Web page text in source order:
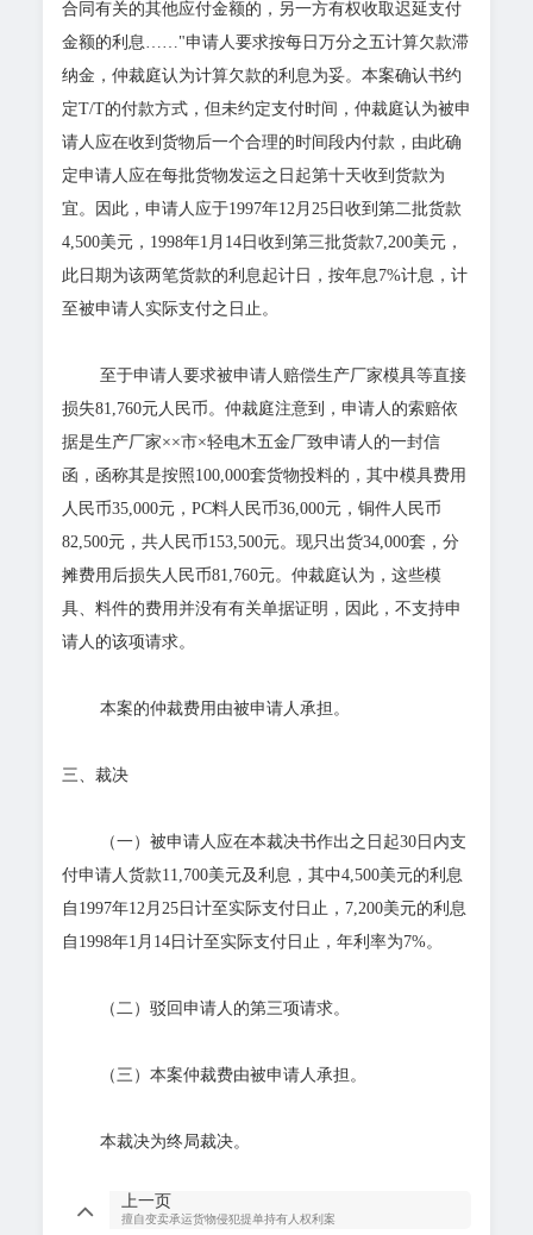
合同有关的其他应付金额的，另一方有权收取迟延支付
金额的利息……"申请人要求按每日万分之五计算欠款滞
纳金，仲裁庭认为计算欠款的利息为妥。本案确认书约
定T/T的付款方式，但未约定支付时间，仲裁庭认为被申
请人应在收到货物后一个合理的时间段内付款，由此确
定申请人应在每批货物发运之日起第十天收到货款为
宜。因此，申请人应于1997年12月25日收到第二批货款
4,500美元，1998年1月14日收到第三批货款7,200美元，
此日期为该两笔货款的利息起计日，按年息7%计息，计
至被申请人实际支付之日止。
至于申请人要求被申请人赔偿生产厂家模具等直接
损失81,760元人民币。仲裁庭注意到，申请人的索赔依
据是生产厂家××市×轻电木五金厂致申请人的一封信
函，函称其是按照100,000套货物投料的，其中模具费用
人民币35,000元，PC料人民币36,000元，铜件人民币
82,500元，共人民币153,500元。现只出货34,000套，分
摊费用后损失人民币81,760元。仲裁庭认为，这些模
具、料件的费用并没有有关单据证明，因此，不支持申
请人的该项请求。
本案的仲裁费用由被申请人承担。
三、裁决
（一）被申请人应在本裁决书作出之日起30日内支
付申请人货款11,700美元及利息，其中4,500美元的利息
自1997年12月25日计至实际支付日止，7,200美元的利息
自1998年1月14日计至实际支付日止，年利率为7%。
（二）驳回申请人的第三项请求。
（三）本案仲裁费由被申请人承担。
本裁决为终局裁决。
上一页
擅自变卖承运货物侵犯提单持有人权利案